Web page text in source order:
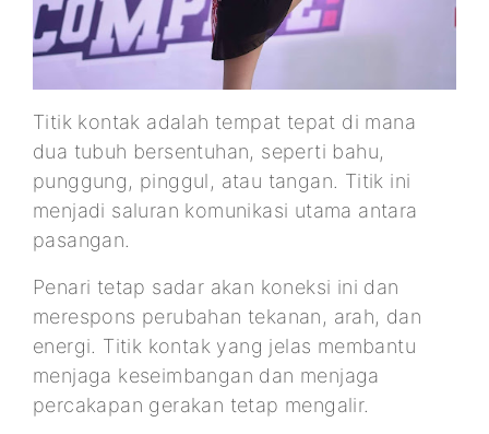
Titik kontak adalah tempat tepat di mana
dua tubuh bersentuhan, seperti bahu,
punggung, pinggul, atau tangan. Titik ini
menjadi saluran komunikasi utama antara
pasangan.
Penari tetap sadar akan koneksi ini dan
merespons perubahan tekanan, arah, dan
energi. Titik kontak yang jelas membantu
menjaga keseimbangan dan menjaga
percakapan gerakan tetap mengalir.